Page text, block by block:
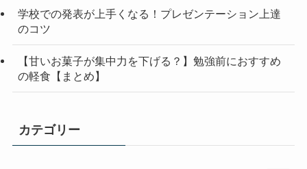
学校での発表が上手くなる！プレゼンテーション上達
のコツ
【甘いお菓子が集中力を下げる？】勉強前におすすめ
の軽食【まとめ】
カテゴリー